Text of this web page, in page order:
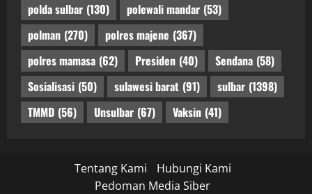
polda sulbar (130) polewali mandar (53)
polman (270) polres majene (367)
polres mamasa (62) Presiden (40) Sendana (58)
Sosialisasi (50) sulawesi barat (91) sulbar (1398)
TMMD (56) Unsulbar (67) Vaksin (41)
Tentang Kami
Hubungi Kami
Pedoman Media Siber